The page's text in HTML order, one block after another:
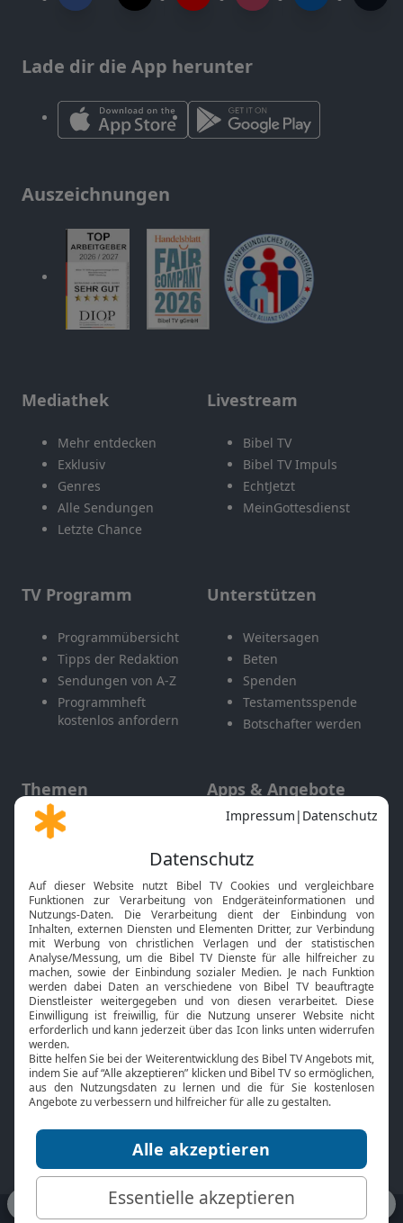
Lade dir die App herunter
Auszeichnungen
Mediathek
Mehr entdecken
Exklusiv
Genres
Alle Sendungen
Letzte Chance
Livestream
Bibel TV
Bibel TV Impuls
EchtJetzt
MeinGottesdienst
TV Programm
Programmübersicht
Tipps der Redaktion
Sendungen von A-Z
Programmheft
kostenlos anfordern
Unterstützen
Weitersagen
Beten
Spenden
Testamentsspende
Botschafter werden
Themen
Gott und Bibel erklärt
Neuigkeiten
Apps & Angebote
Mobile App
Smart TV
HbbTV
Bibelthek Online-Bibel
Nächster Gottesdienst
Bibel TV
Über uns
Jobs
Mediadaten
Service
Kontakt
TV-Empfang
bibeltv.de: Impressum Datenschutz